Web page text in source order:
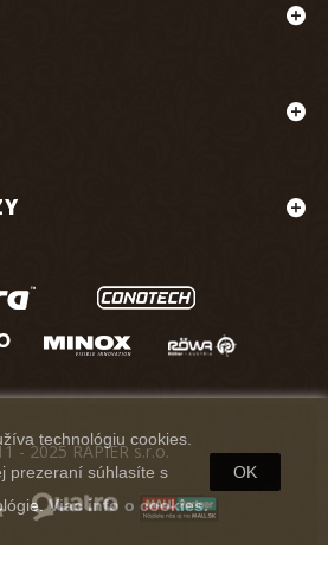
technológiu cookies.
prezeraní súhlasíte s
Viac info o cookies.
OK
- 2025 RAPIER s.r.o.